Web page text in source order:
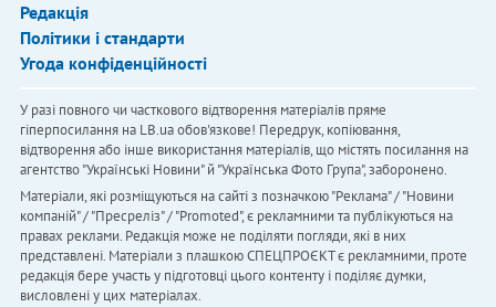
Редакція
Політики і стандарти
Угода конфіденційності
У разі повного чи часткового відтворення матеріалів пряме
гіперпосилання на LB.ua обов'язкове! Передрук, копіювання,
відтворення або інше використання матеріалів, що містять посилання на
агентство "Українськi Новини" й "Українська Фото Група", заборонено.
Матеріали, які розміщуються на сайті з позначкою "Реклама" / "Новини
компаній" / "Пресреліз" / "Promoted", є рекламними та публікуються на
правах реклами. Редакція може не поділяти погляди, які в них
представлені. Матеріали з плашкою СПЕЦПРОЄКТ є рекламними, проте
редакція бере участь у підготовці цього контенту і поділяє думки,
висловлені у цих матеріалах.